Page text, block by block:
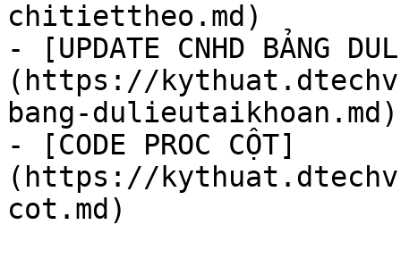
chitiettheo.md)
- [UPDATE CNHD BẢNG
(https://
bang-dulieutaikhoan.md)
- [CODE PROC CỘT]
(https://